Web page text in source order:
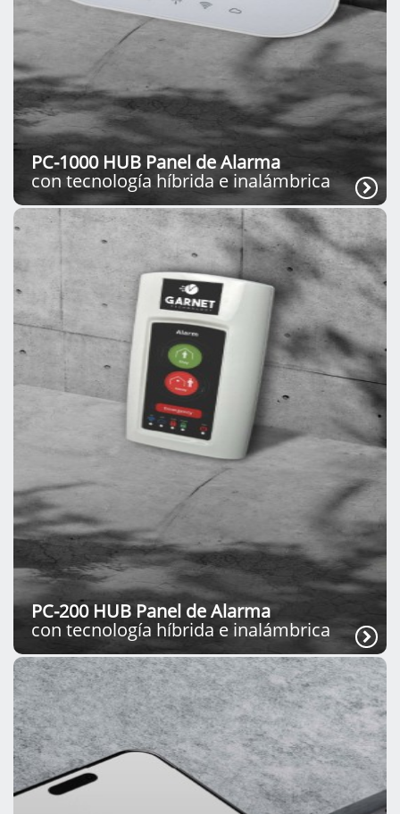
PC-1000 HUB Panel de Alarma
con tecnología híbrida e inalámbrica
PC-200 HUB Panel de Alarma
con tecnología híbrida e inalámbrica